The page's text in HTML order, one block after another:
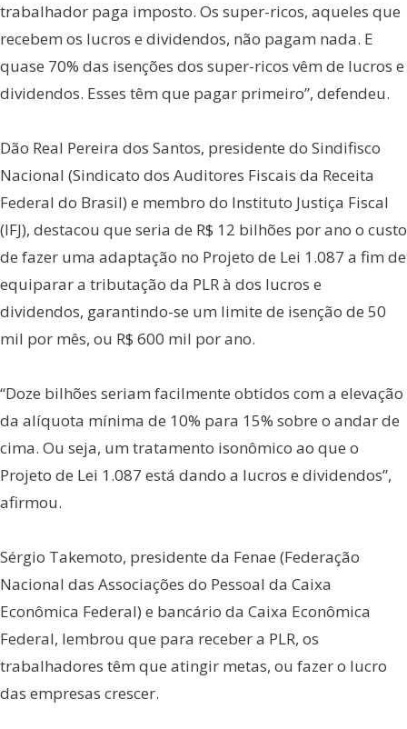
trabalhador paga imposto. Os super-ricos, aqueles que
recebem os lucros e dividendos, não pagam nada. E
quase 70% das isenções dos super-ricos vêm de lucros e
dividendos. Esses têm que pagar primeiro”, defendeu.
Dão Real Pereira dos Santos, presidente do Sindifisco
Nacional (Sindicato dos Auditores Fiscais da Receita
Federal do Brasil) e membro do Instituto Justiça Fiscal
(IFJ), destacou que seria de R$ 12 bilhões por ano o custo
de fazer uma adaptação no Projeto de Lei 1.087 a fim de
equiparar a tributação da PLR à dos lucros e
dividendos, garantindo-se um limite de isenção de 50
mil por mês, ou R$ 600 mil por ano.
“Doze bilhões seriam facilmente obtidos com a elevação
da alíquota mínima de 10% para 15% sobre o andar de
cima. Ou seja, um tratamento isonômico ao que o
Projeto de Lei 1.087 está dando a lucros e dividendos”,
afirmou.
Sérgio Takemoto, presidente da Fenae (Federação
Nacional das Associações do Pessoal da Caixa
Econômica Federal) e bancário da Caixa Econômica
Federal, lembrou que para receber a PLR, os
trabalhadores têm que atingir metas, ou fazer o lucro
das empresas crescer.